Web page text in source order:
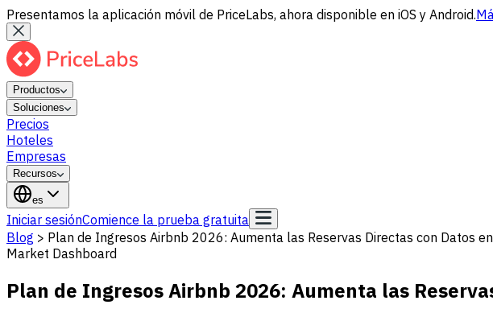
Presentamos la aplicación móvil de PriceLabs, ahora disponible en iOS y Android.
Productos
Soluciones
Precios
Hoteles
Empresas
Recursos
es
Iniciar sesiónComience la prueba gratuita
Blog > Plan de Ingresos Airbnb 2026: Aumenta las Reservas Directas con Datos
Market Dashboard
Plan de Ingresos Airbnb 2026: Aumenta las